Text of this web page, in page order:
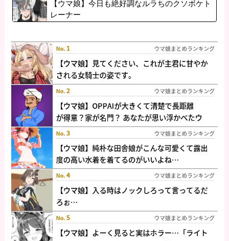
【ウマ娘】今日も絶好調なルラちのクソボケト
レーナー